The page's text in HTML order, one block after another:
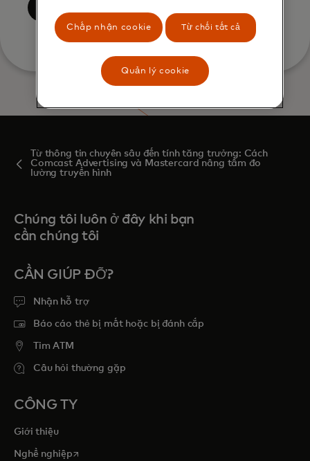
Từ thông tin chuyên sâu đến tính tăng trưởng: Cách
Comcast Advertising và Mastercard nâng tầm đo
lường truyền hình
Chúng tôi luôn ở đây khi bạn
cần chúng tôi
CẦN GIÚP ĐỠ?
Nhận hỗ trợ
Báo cáo thẻ bị mất hoặc bị đánh cắp
Tim ATM
Câu hỏi thường gặp
CÔNG TY
Giới thiệu
Nghề nghiệpopens in a new tab
Chấp nhận cookie Từ chối tất cả
Quản lý cookie